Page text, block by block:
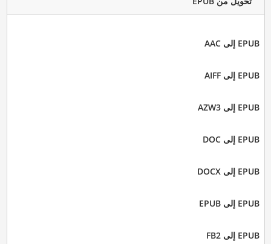
EPUB إلى AAC
EPUB إلى AIFF
EPUB إلى AZW3
EPUB إلى DOC
EPUB إلى DOCX
EPUB إلى EPUB
EPUB إلى FB2